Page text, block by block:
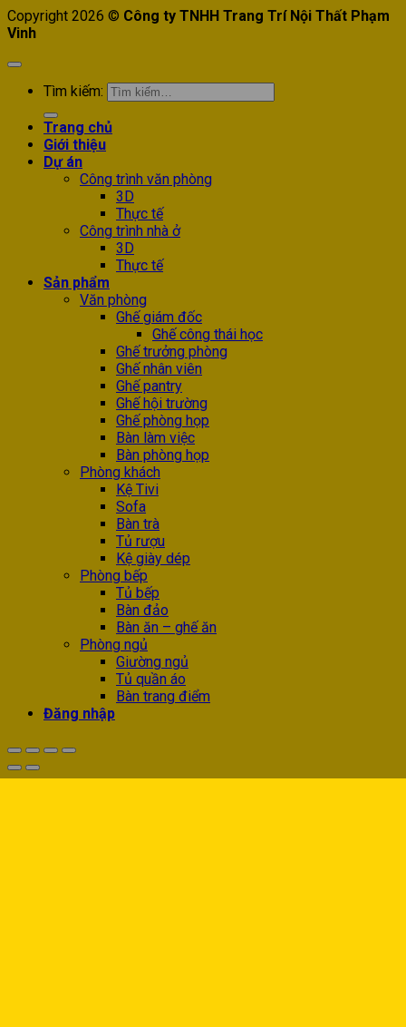
Copyright 2026 © Công ty TNHH Trang Trí Nội Thất Phạm
Vinh
Tìm kiếm:
Trang chủ
Giới thiệu
Dự án
Công trình văn phòng
3D
Thực tế
Công trình nhà ở
3D
Thực tế
Sản phẩm
Văn phòng
Ghế giám đốc
Ghế công thái học
Ghế trưởng phòng
Ghế nhân viên
Ghế pantry
Ghế hội trường
Ghế phòng họp
Bàn làm việc
Bàn phòng họp
Phòng khách
Kệ Tivi
Sofa
Bàn trà
Tủ rượu
Kệ giày dép
Phòng bếp
Tủ bếp
Bàn đảo
Bàn ăn – ghế ăn
Phòng ngủ
Giường ngủ
Tủ quần áo
Bàn trang điểm
Đăng nhập